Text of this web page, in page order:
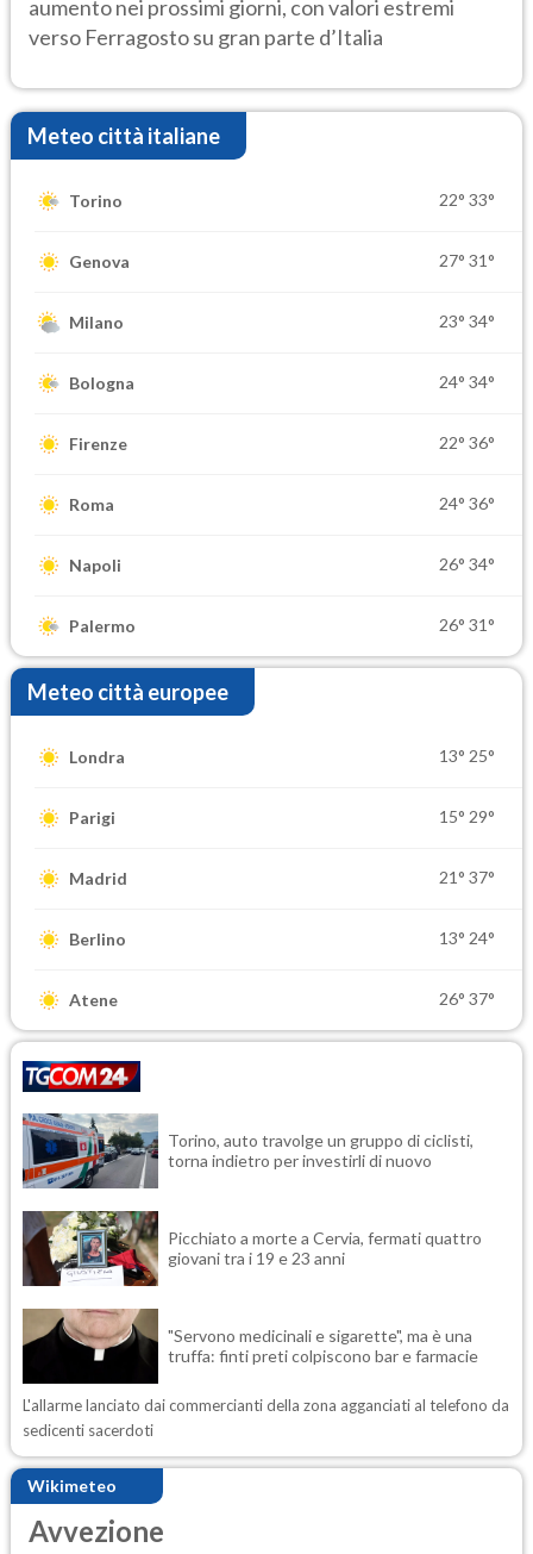
aumento nei prossimi giorni, con valori estremi
verso Ferragosto su gran parte d’Italia
Meteo città italiane
Torino 22° 33°
Genova 27° 31°
Milano 23° 34°
Bologna 24° 34°
Firenze 22° 36°
Roma 24° 36°
Napoli 26° 34°
Palermo 26° 31°
Meteo città europee
Londra 13° 25°
Parigi 15° 29°
Madrid 21° 37°
Berlino 13° 24°
Atene 26° 37°
Torino, auto travolge un gruppo di ciclisti,
torna indietro per investirli di nuovo
Picchiato a morte a Cervia, fermati quattro
giovani tra i 19 e 23 anni
"Servono medicinali e sigarette", ma è una
truffa: finti preti colpiscono bar e farmacie
L'allarme lanciato dai commercianti della zona agganciati al telefono da
sedicenti sacerdoti
Wikimeteo
Avvezione